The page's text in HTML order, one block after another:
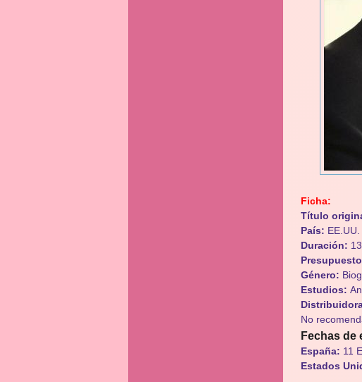
Ficha:
Título
País: EE.UU.
Duración:
Género:
Estudios:
No
Fechas de
España: 11
Estados